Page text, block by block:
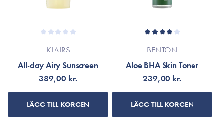
KLAIRS
All-day Airy Sunscreen
389,00 kr.
LÄGG TILL KORGEN
BENTON
Aloe BHA Skin Toner
239,00 kr.
LÄGG TILL KORGEN